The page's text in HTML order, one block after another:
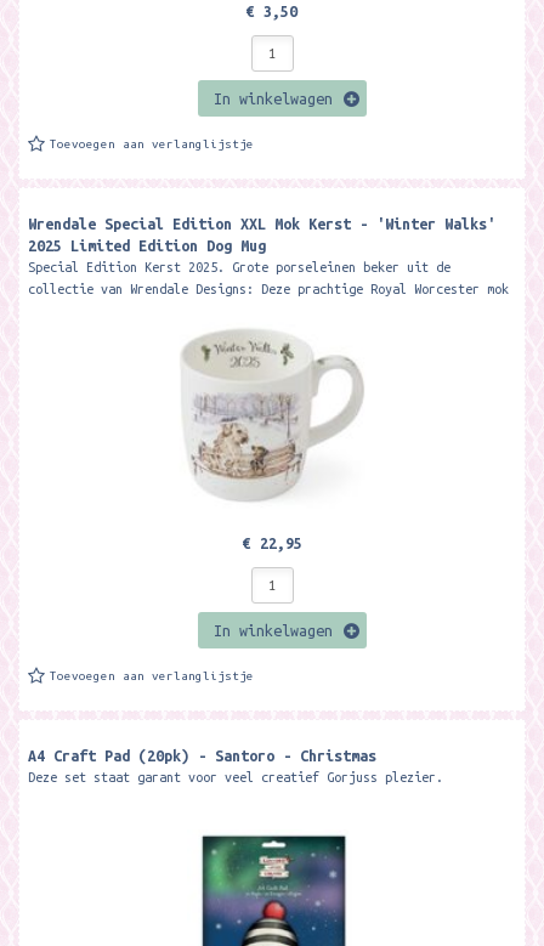
€ 3,50
In winkelwagen
Toevoegen aan verlanglijstje
Wrendale Special Edition XXL Mok Kerst - 'Winter Walks'
2025 Limited Edition Dog Mug ​
Special Edition Kerst 2025. Grote porseleinen beker uit de
collectie van Wrendale Designs: Deze prachtige Royal Worcester mok
€ 22,95
In winkelwagen
Toevoegen aan verlanglijstje
A4 Craft Pad (20pk) - Santoro - Christmas
Deze set staat garant voor veel creatief Gorjuss plezier.